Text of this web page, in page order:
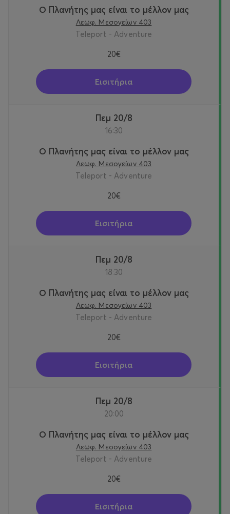
Ο Πλανήτης μας είναι το μέλλον μας
Λεωφ. Μεσογείων 403
Teleport - Adventure
20€
Εισιτήρια
Πεμ 20/8
16:30
Ο Πλανήτης μας είναι το μέλλον μας
Λεωφ. Μεσογείων 403
Teleport - Adventure
20€
Εισιτήρια
Πεμ 20/8
18:30
Ο Πλανήτης μας είναι το μέλλον μας
Λεωφ. Μεσογείων 403
Teleport - Adventure
20€
Εισιτήρια
Πεμ 20/8
20:00
Ο Πλανήτης μας είναι το μέλλον μας
Λεωφ. Μεσογείων 403
Teleport - Adventure
20€
Εισιτήρια